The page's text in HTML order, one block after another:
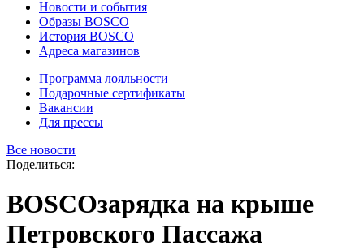
Новости и события
Образы BOSCO
История BOSCO
Адреса магазинов
Программа лояльности
Подарочные сертификаты
Вакансии
Для прессы
Все новости
Поделиться:
BOSCOзарядка на крыше
Петровского Пассажа